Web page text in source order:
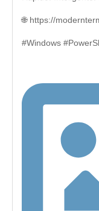
🌐 https://
#Windows